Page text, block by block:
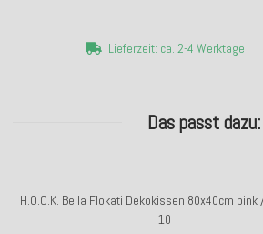
Lieferzeit: ca. 2-4 Werktage
Das passt dazu:
H.O.C.K. Bella Flokati Dekokissen 80x40cm pink
10